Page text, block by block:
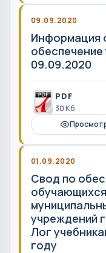
09.09.2020
Информация
обеспечение
09.09.2020
PDF
30 Кб
01.09.2020
Свод по
учреждений
Лог
году